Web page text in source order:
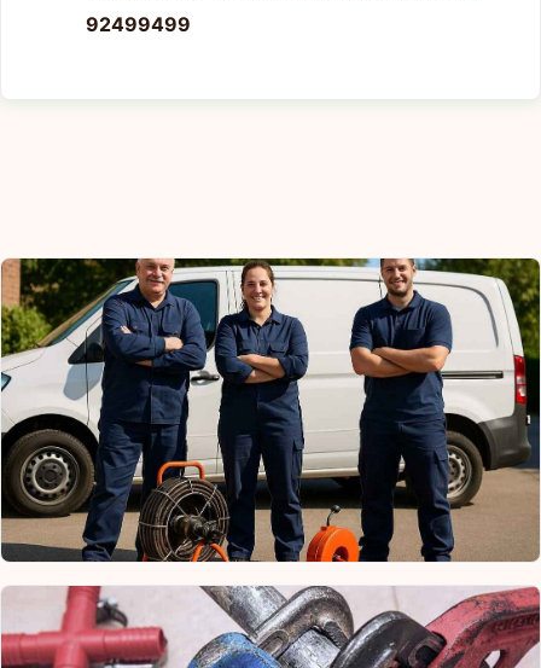
92499499